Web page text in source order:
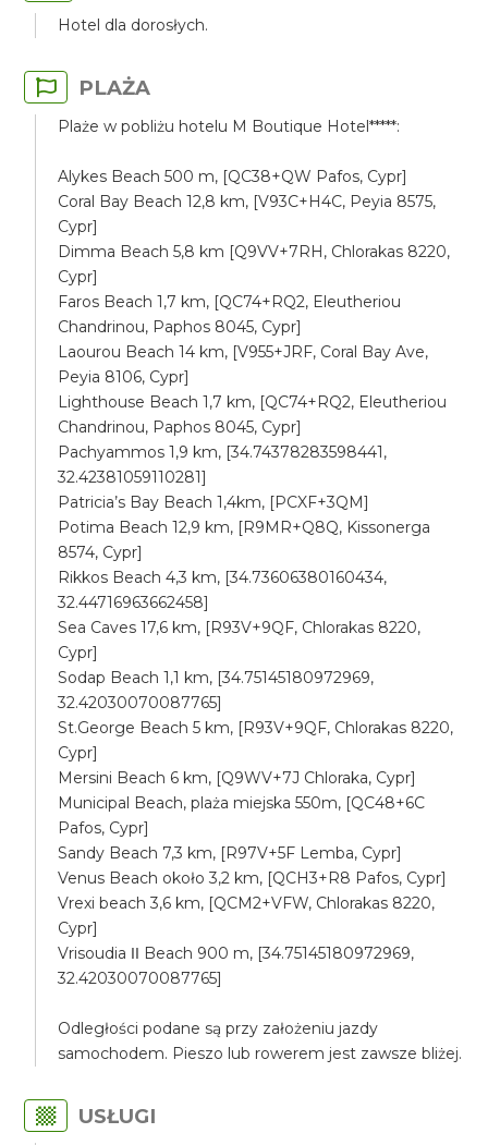
Hotel dla dorosłych.
PLAŻA
Plaże w pobliżu hotelu M Boutique Hotel*****:
Alykes Beach 500 m, [QC38+QW Pafos, Cypr]
Coral Bay Beach 12,8 km, [V93C+H4C, Peyia 8575,
Cypr]
Dimma Beach 5,8 km [Q9VV+7RH, Chlorakas 8220,
Cypr]
Faros Beach 1,7 km, [QC74+RQ2, Eleutheriou
Chandrinou, Paphos 8045, Cypr]
Laourou Beach 14 km, [V955+JRF, Coral Bay Ave,
Peyia 8106, Cypr]
Lighthouse Beach 1,7 km, [QC74+RQ2, Eleutheriou
Chandrinou, Paphos 8045, Cypr]
Pachyammos 1,9 km, [34.74378283598441,
32.42381059110281]
Patricia’s Bay Beach 1,4km, [PCXF+3QM]
Potima Beach 12,9 km, [R9MR+Q8Q, Kissonerga
8574, Cypr]
Rikkos Beach 4,3 km, [34.73606380160434,
32.44716963662458]
Sea Caves 17,6 km, [R93V+9QF, Chlorakas 8220,
Cypr]
Sodap Beach 1,1 km, [34.75145180972969,
32.42030070087765]
St.George Beach 5 km, [R93V+9QF, Chlorakas 8220,
Cypr]
Mersini Beach 6 km, [Q9WV+7J Chloraka, Cypr]
Municipal Beach, plaża miejska 550m, [QC48+6C
Pafos, Cypr]
Sandy Beach 7,3 km, [R97V+5F Lemba, Cypr]
Venus Beach około 3,2 km, [QCH3+R8 Pafos, Cypr]
Vrexi beach 3,6 km, [QCM2+VFW, Chlorakas 8220,
Cypr]
Vrisoudia ΙΙ Beach 900 m, [34.75145180972969,
32.42030070087765]
Odległości podane są przy założeniu jazdy
samochodem. Pieszo lub rowerem jest zawsze bliżej.
USŁUGI